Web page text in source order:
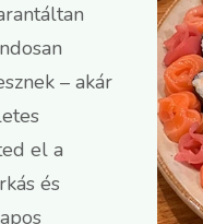
– akár
el a
és